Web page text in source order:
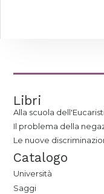
Libri
Alla scuola
Il problema della
Le nuove
Catalogo
Università
Saggi